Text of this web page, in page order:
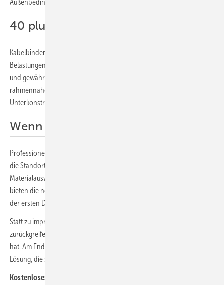
Außenbedingungen gewahrt.
40 plus Jahre: Edelstahl
Kabelbinder aus Edelstahl sind die Wahl für höchste mechanische
Belastungen. Sie unterliegen keiner polymerbedingten UV-Alterung
und gewährleisten die dauerhafte Zugentlastung der Stecker sowie die
rahmennahe Kabelführung über die gesamte Lebensdauer der
Unterkonstruktion.
Wenn Langlebigkeit gefragt ist
Professionelles Kabelmanagement erfordert den genauen Blick auf
die Standortbedingungen und die geplante Laufzeit, bevor
Materialauswahl und die Montage erfolgen. Werkstoffe wie PA12
bieten die nötige Prozesssicherheit, um teure Überraschungen nach
der ersten Dekade zu vermeiden.
Statt zu improvisieren, sollten EPCs auf abgestimmtes Engineering
zurückgreifen, das den gesamten Lebenszyklus der Anlage im Blick
hat. Am Ende entscheidet nicht der günstigste Stückpreis, sondern die
Lösung, die so lange hält wie die Anlage selbst.
Kostenloses Whitepaper für sicheren Anlagenbetrieb: